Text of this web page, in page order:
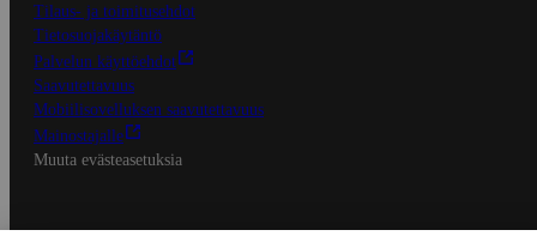
Tilaus- ja toimitusehdot
Tietosuojakäytäntö
Palvelun käyttöehdot
Saavutettavuus
Mobiilisovelluksen saavutettavuus
Mainostajalle
Muuta evästeasetuksia